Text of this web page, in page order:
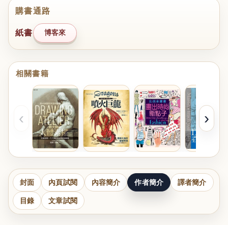
購書通路
紙書 博客來
相關書籍
‹ ›
封面 內頁試閱 內容簡介 作者簡介 譯者簡介
目錄 文章試閱